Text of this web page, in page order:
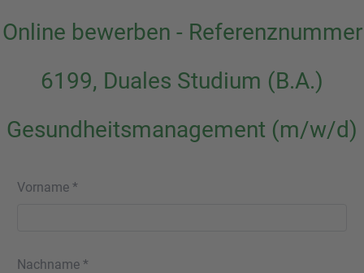
Online bewerben - Referenznummer
6199, Duales Studium (B.A.)
Gesundheitsmanagement (m/w/d)
Vorname *
Nachname *